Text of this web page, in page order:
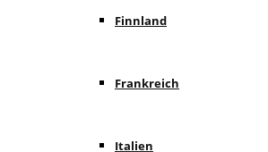
Finnland
Frankreich
Italien